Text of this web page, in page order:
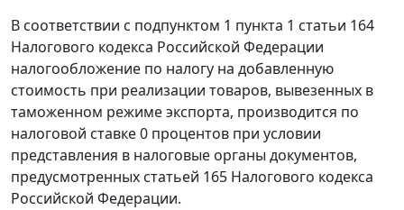
В соответствии с подпунктом 1 пункта 1 статьи 164
Налогового кодекса Российской Федерации
налогообложение по налогу на добавленную
стоимость при реализации товаров, вывезенных в
таможенном режиме экспорта, производится по
налоговой ставке 0 процентов при условии
представления в налоговые органы документов,
предусмотренных статьей 165 Налогового кодекса
Российской Федерации.